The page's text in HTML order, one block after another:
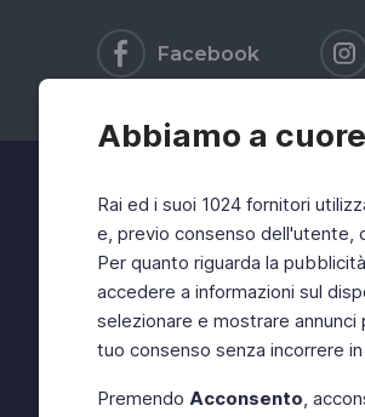
Abbiamo a
Rai ed i suoi 1024 fornitori
e, previo consenso dell'utente,
Per quanto riguarda la
accedere a informazioni sul
selezionare e mostrare
tuo consenso senza incorrere
Premendo Acconsento,
Facebook